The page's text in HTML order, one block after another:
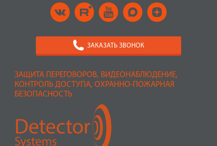
ЗАЩИТА ПЕРЕГОВОРОВ, ВИДЕОНАБЛЮДЕНИЕ,
КОНТРОЛЬ ДОСТУПА, ОХРАННО-ПОЖАРНАЯ
БЕЗОПАСНОСТЬ
ЗАКАЗАТЬ ЗВОНОК